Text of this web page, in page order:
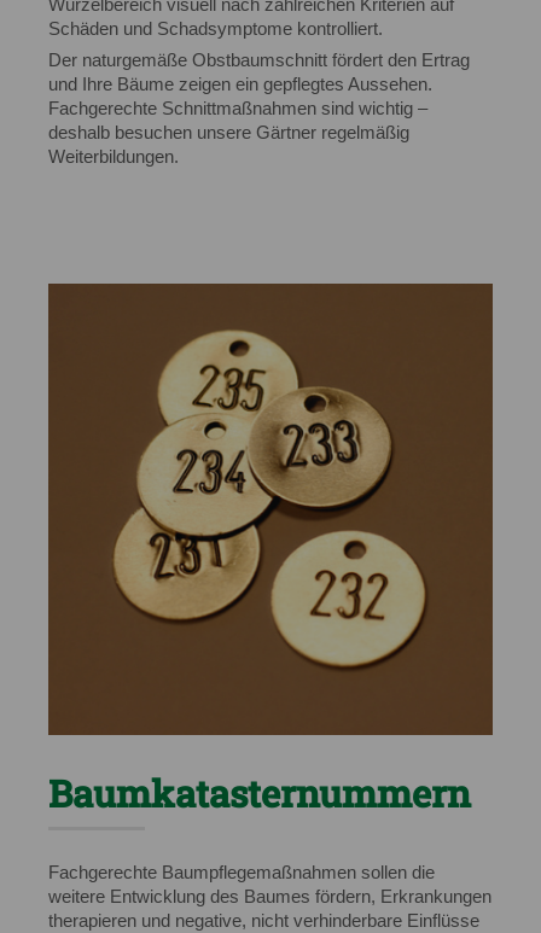
Wurzelbereich visuell nach zahlreichen Kriterien auf
Schäden und Schadsymptome kontrolliert.
Der naturgemäße Obstbaumschnitt fördert den Ertrag
und Ihre Bäume zeigen ein gepflegtes Aussehen.
Fachgerechte Schnittmaßnahmen sind wichtig –
deshalb besuchen unsere Gärtner regelmäßig
Weiterbildungen.
Baumkatasternummern
Fachgerechte Baumpflegemaßnahmen sollen die
weitere Entwicklung des Baumes fördern, Erkrankungen
therapieren und negative, nicht verhinderbare Einflüsse